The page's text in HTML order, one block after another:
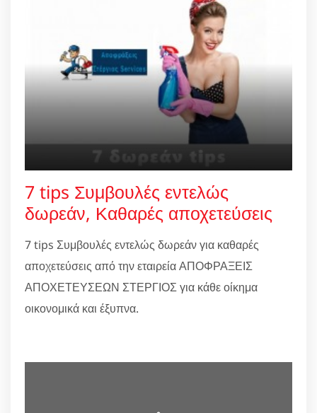
7 tips Συμβουλές εντελώς
δωρεάν, Καθαρές αποχετεύσεις
7 tips Συμβουλές εντελώς δωρεάν για καθαρές
αποχετεύσεις από την εταιρεία ΑΠΟΦΡΑΞΕΙΣ
ΑΠΟΧΕΤΕΥΣΕΩΝ ΣΤΕΡΓΙΟΣ για κάθε οίκημα
οικονομικά και έξυπνα.